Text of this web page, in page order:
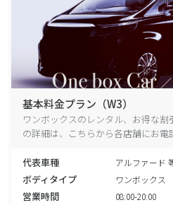
基本料金プラン（W3）
ワンボックスのレンタル、お得な
の詳細は、こちらから各店舗にお電
代表車種 アルファード
ボディタイプ ワンボックス
営業時間 08:00-20:00